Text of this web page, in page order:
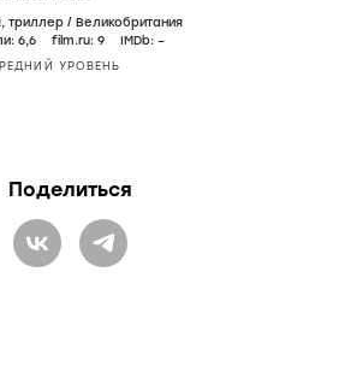
y
i
d
, триллер / Великобритания
6,6 film.ru: 9 IMDb: –
УРОВЕНЬ
Поделиться